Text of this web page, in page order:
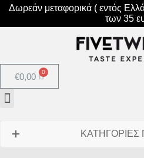
Δωρεάν μεταφορικά ( εντός
των 35
€0,00
ΚΑΤΗΓΟΡΙΕΣ